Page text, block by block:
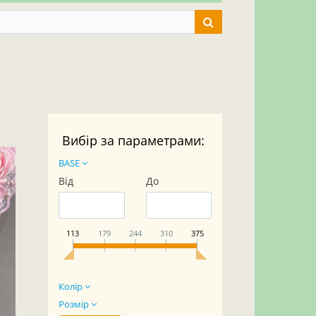
Вибір за параметрами:
BASE
Від До
113 179 244 310 375
Колір
Розмір